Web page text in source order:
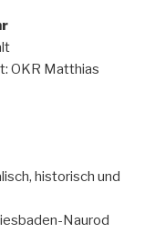
OKR Matthias
historisch und
Naurod